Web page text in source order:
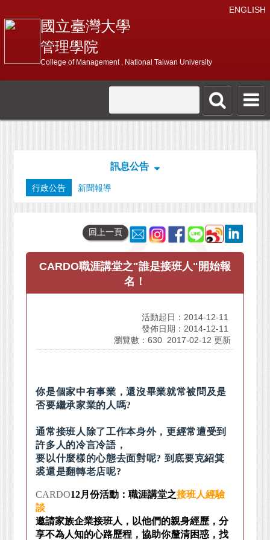
ENGLISH
國立臺灣大學
管理學院
College of Management , National Taiwan University
訊息公告
行政公告 新聞報導
回上一頁
CARDO職涯講堂之"誰是接班人"開始報
名！
活動起日：2014-12-11
發佈日期：2014-12-11
瀏覽數：630 2017-02-12 更新
你是個家中有事業，還沒畢業就常被問及是
否要繼承家業的人嗎?
通常接班人除了工作本身外，更經常遭受到
許多人的冷言冷語，
要以什麼樣的心態去面對呢? 到底要克紹箕
裘還是翻轉老店呢?
CARDO12月份活動：職涯講堂之接班人經驗
談
邀請家族企業接班人，以他們的親身經歷，分
享不為人知的心路歷程，協助你釐清困惑，找